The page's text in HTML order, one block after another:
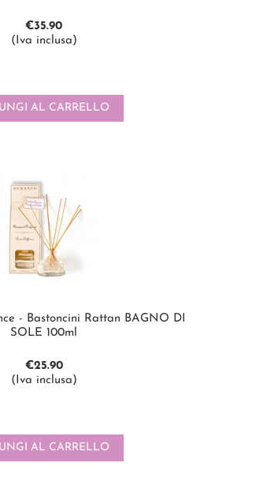
€35.90
(Iva inclusa)
AL CARRELLO
- Bastoncini Rattan BAGNO DI
SOLE 100ml
€25.90
(Iva inclusa)
AL CARRELLO